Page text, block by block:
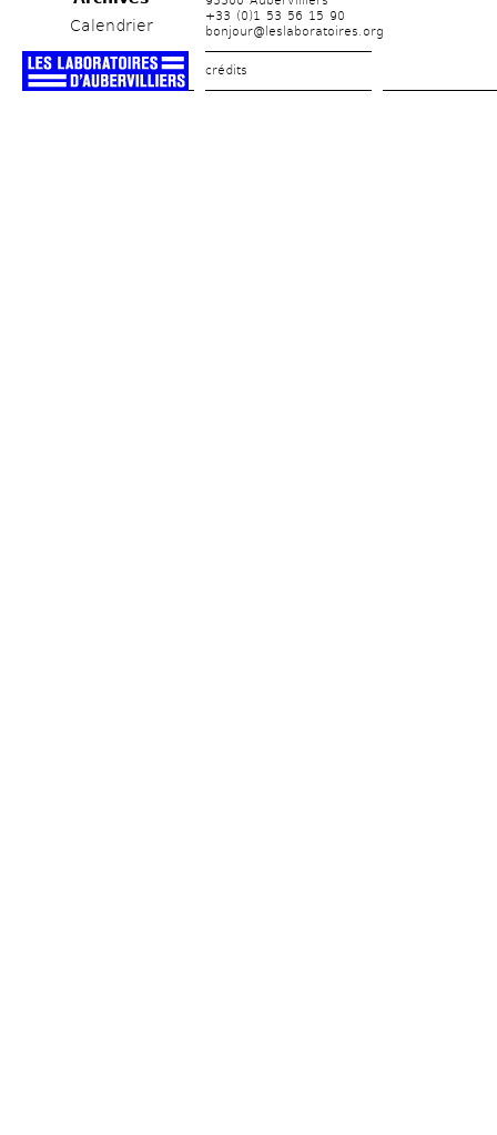
Calendrier
+33 (0)1 53 56 15 90
bonjour@leslaboratoires.org
crédits